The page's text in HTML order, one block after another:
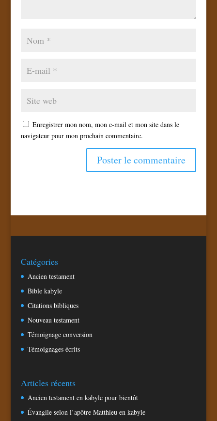
Enregistrer mon nom, mon e-mail et mon site dans le
navigateur pour mon prochain commentaire.
Catégories
Ancien testament
Bible kabyle
Citations bibliques
Nouveau testament
Témoignage conversion
Témoignages écrits
Articles récents
Ancien testament en kabyle pour bientôt
Évangile selon l’apôtre Matthieu en kabyle